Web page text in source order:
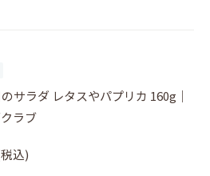
サラダ レタスやパプリカ 160g｜
ラブ
込)